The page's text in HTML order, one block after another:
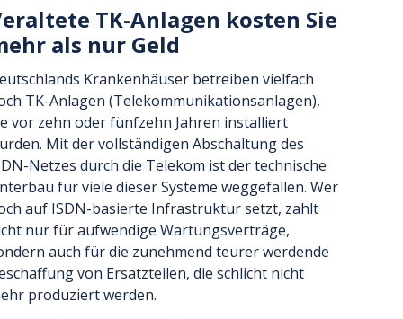
TK-Anlagen kosten Sie
als nur Geld
Krankenhäuser betreiben vielfach
TK-Anlagen (Telekommunikationsanlagen),
vor zehn oder fünfzehn Jahren installiert
Mit der vollständigen Abschaltung des
Netzes durch die Telekom ist der technische
für viele dieser Systeme weggefallen. Wer
auf ISDN-basierte Infrastruktur setzt, zahlt
nur für aufwendige Wartungsverträge,
auch für die zunehmend teurer werdende
von Ersatzteilen, die schlicht nicht
produziert werden.